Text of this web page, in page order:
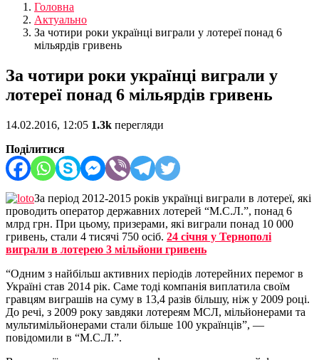
Головна
Актуально
За чотири роки українці виграли у лотереї понад 6
мільярдів гривень
За чотири роки українці виграли у
лотереї понад 6 мільярдів гривень
14.02.2016, 12:05 1.3k перегляди
Поділитися
За період 2012-2015 років українці виграли в лотереї, які
проводить оператор державних лотерей “М.С.Л.”, понад 6
млрд грн. При цьому, призерами, які виграли понад 10 000
гривень, стали 4 тисячі 750 осіб. 24 січня у Тернополі
виграли в лотерею 3 мільйони гривень
“Одним з найбільш активних періодів лотерейних перемог в
Україні став 2014 рік. Саме тоді компанія виплатила своїм
гравцям виграшів на суму в 13,4 разів більшу, ніж у 2009 році.
До речі, з 2009 року завдяки лотереям МСЛ, мільйонерами та
мультимільйонерами стали більше 100 українців”, —
повідомили в “М.С.Л.”.